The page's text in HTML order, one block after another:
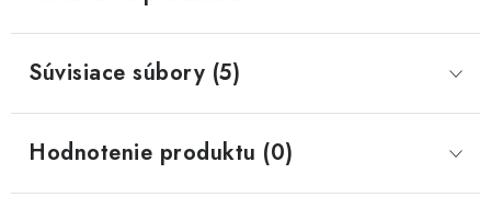
Súvisiace súbory (5)
Hodnotenie produktu (0)